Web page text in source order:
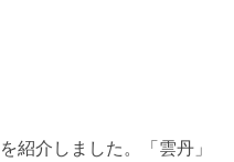
紹介しました。「雲丹」